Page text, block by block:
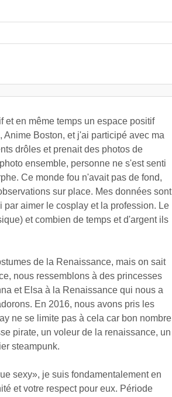
et en même temps un espace positif
Boston, et j'ai participé avec ma
drôles et prenait des photos de
ensemble, personne ne s'est senti
Ce monde fou n'avait pas de fond,
sur place. Mes données sont
aimer le cosplay et la profession. Le
et combien de temps et d'argent ils
de la Renaissance, mais on sait
nous ressemblons à des princesses
et Elsa à la Renaissance qui nous a
En 2016, nous avons pris les
ne se limite pas à cela car bon nombre
pirate, un voleur de la renaissance, un
steampunk.
sexy», je suis fondamentalement en
et votre respect pour eux. Période